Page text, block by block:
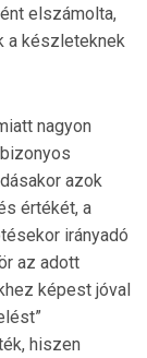
elszámolta,
a készleteknek
nagyon
azok
értékét, a
irányadó
az adott
képest jóval
hiszen